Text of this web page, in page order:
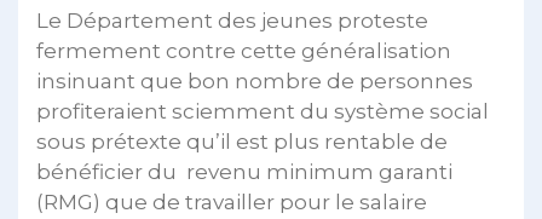
Le Département des jeunes proteste
fermement contre cette généralisation
insinuant que bon nombre de personnes
profiteraient sciemment du système social
sous prétexte qu’il est plus rentable de
bénéficier du revenu minimum garanti
(RMG) que de travailler pour le salaire